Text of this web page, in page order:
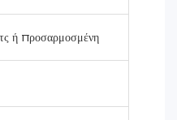
ή προσαρμοσμένη